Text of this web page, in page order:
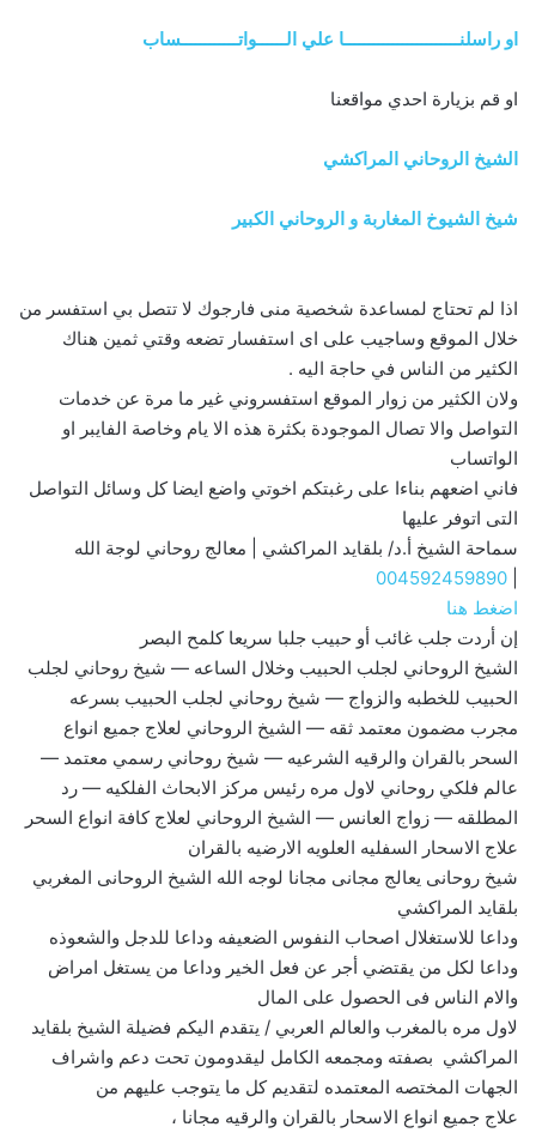
او راسلنــــــــــــــــــــــــا علي الــــــواتــــــــــــساب
او قم بزيارة احدي مواقعنا
الشيخ الروحاني المراكشي
شيخ الشيوخ المغاربة و الروحاني الكبير
اذا لم تحتاج لمساعدة شخصية منى فارجوك لا تتصل بي استفسر من
خلال الموقع وساجيب على اى استفسار تضعه وقتي ثمين هناك
الكثير من الناس في حاجة اليه .
ولان الكثير من زوار الموقع استفسروني غير ما مرة عن خدمات
التواصل والا تصال الموجودة بكثرة هذه الا يام وخاصة الفايبر او
الواتساب
فاني اضعهم بناءا على رغبتكم اخوتي واضع ايضا كل وسائل التواصل
التى اتوفر عليها
سماحة الشيخ أ.د/ بلقايد المراكشي | معالج روحاني لوجة الله
004592459890
اضغط هنا
إن أردت جلب غائب أو حبيب جلبا سريعا كلمح البصر
الشيخ الروحاني لجلب الحبيب وخلال الساعه — شيخ روحاني لجلب
الحبيب للخطبه والزواج — شيخ روحاني لجلب الحبيب بسرعه
مجرب مضمون معتمد ثقه — الشيخ الروحاني لعلاج جميع انواع
السحر بالقران والرقيه الشرعيه — شيخ روحاني رسمي معتمد —
عالم فلكي روحاني لاول مره رئيس مركز الابحاث الفلكيه — رد
المطلقه — زواج العانس — الشيخ الروحاني لعلاج كافة انواع السحر
علاج الاسحار السفليه العلويه الارضيه بالقران
شيخ روحانى يعالج مجانى مجانا لوجه الله الشيخ الروحانى المغربي
بلقايد المراكشي
وداعا للاستغلال اصحاب النفوس الضعيفه وداعا للدجل والشعوذه
وداعا لكل من يقتضي أجر عن فعل الخير وداعا من يستغل امراض
والام الناس فى الحصول على المال
لاول مره بالمغرب والعالم العربي / يتقدم اليكم فضيلة الشيخ بلقايد
المراكشي بصفته ومجمعه الكامل ليقدومون تحت دعم واشراف
الجهات المختصه المعتمده لتقديم كل ما يتوجب عليهم من
علاج جميع انواع الاسحار بالقران والرقيه مجانا ،